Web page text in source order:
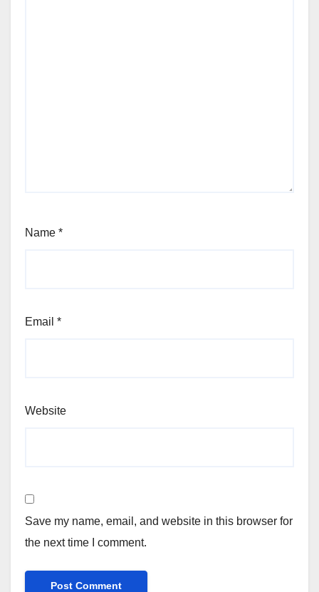
Name *
Email *
Website
Save my name, email, and website in this browser for
the next time I comment.